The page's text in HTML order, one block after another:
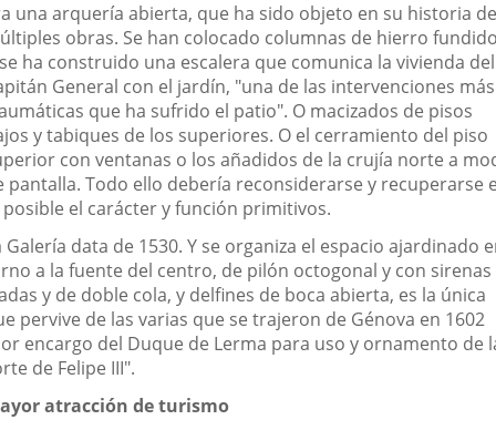
una arquería abierta, que ha sido objeto en su historia de
obras. Se han colocado columnas de hierro
ha construido una escalera que comunica la vivienda del
General con el jardín, "una de las intervenciones más
que ha sufrido el patio". O macizados de pisos
y tabiques de los superiores. O el cerramiento del piso
con ventanas o los añadidos de la crujía norte a
pantalla. Todo ello debería reconsiderarse y recuperarse
el carácter y función primitivos.
Galería data de 1530. Y se organiza el espacio ajardinado
a la fuente del centro, de pilón octogonal y con sirenas
y de doble cola, y delfines de boca abierta, es la única
pervive de las varias que se trajeron de Génova en 1602
encargo del Duque de Lerma para uso y ornamento de
de Felipe III".
atracción de turismo